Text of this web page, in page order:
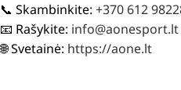
📞 Skambinkite: +370 612
📧 Rašykite: info@aonesport.lt
🌐 Svetainė: https://aone.lt